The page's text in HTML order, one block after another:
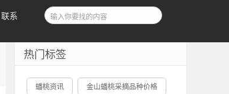
联系
热门标签
蟠桃资讯 金山蟠桃采摘品种价格